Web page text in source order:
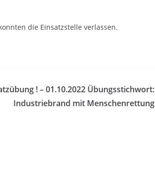
die Einsatzstelle verlassen.
! – 01.10.2022 Übungsstichwort:
Industriebrand mit Menschenrettung